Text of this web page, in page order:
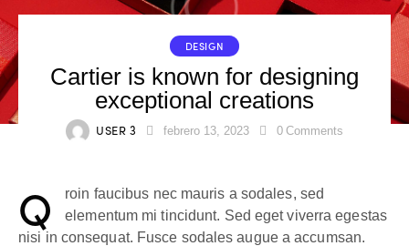
DESIGN
Cartier is known for designing
exceptional creations
USER 3 febrero 13, 2023 0 Comments
Q
roin faucibus nec mauris a sodales, sed
elementum mi tincidunt. Sed eget viverra egestas
nisi in consequat. Fusce sodales augue a accumsan.